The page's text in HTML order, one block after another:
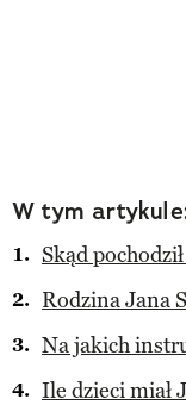
W tym
Skąd
Rodzina Jana
Na jakich
Ile dzieci miał